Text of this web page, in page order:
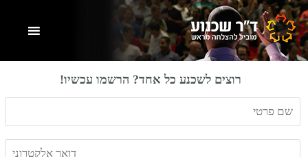
Skip
to
main
Skip
to
primary
Skip
to
footer
רוצים לשכנע כל אחד? הרשמו עכשיו!